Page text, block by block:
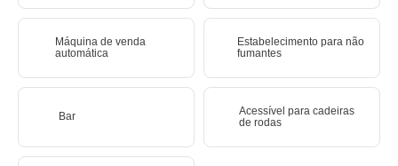
Máquina de venda
automática
Estabelecimento para não
fumantes
Bar
Acessível para cadeiras
de rodas